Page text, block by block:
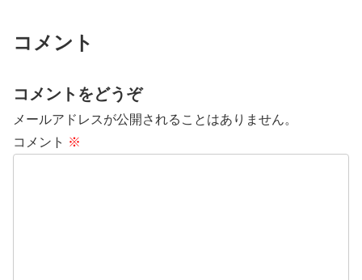
コメント
コメントをどうぞ
メールアドレスが公開されることはありません。
コメント ※